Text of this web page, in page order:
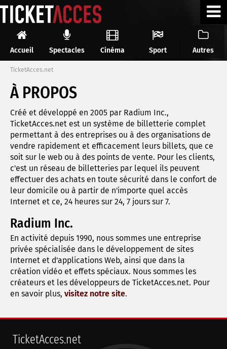
Accueil Spectacles Cinéma Sport Autres
TicketAcces.net
À PROPOS
Créé et développé en 2005 par Radium Inc.,
TicketAcces.net est un système de billetterie complet
permettant à des entreprises ou à des organisations de
vendre rapidement et efficacement leurs billets, que ce
soit sur le web ou à des points de vente. Pour les clients,
c'est un réseau de billetteries par lequel ils peuvent
effectuer des achats en toute sécurité dans le confort de
leur domicile ou à partir de n'importe quel accès
Internet et ce, 24 heures sur 24, 7 jours sur 7.
Radium Inc.
En activité depuis 1990, nous sommes une entreprise
privée spécialisée dans le développement de sites
Internet et d'applications Web, ainsi que dans la
création vidéo et effets spéciaux. Nous sommes les
créateurs et les développeurs de TicketAcces.net. Pour
en savoir plus, visitez notre site.
TicketAcces.net